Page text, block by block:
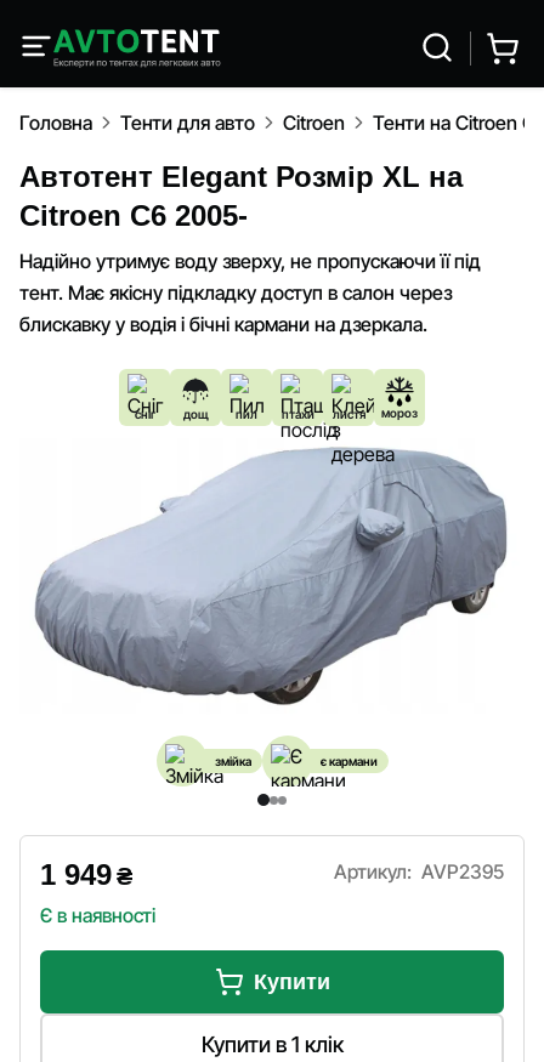
Головна Тенти для авто Citroen Тенти на Citroen
Автотент Elegant Розмір XL на
Citroen C6 2005-
Надійно утримує воду зверху, не пропускаючи її під
тент. Має якісну підкладку доступ в салон через
блискавку у водія і бічні кармани на дзеркала.
сніг дощ пил птахи листя мороз
змійка є кармани
1 949₴
Є в наявності
Артикул: AVP2395
Купити
Купити в 1 клік